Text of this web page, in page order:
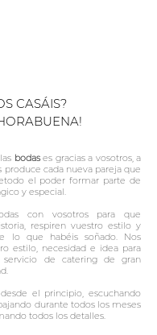
CASÁIS?
bodases gracias a vosotros, a
cada nueva pareja que
el poder formar parte de
y especial.
con vosotros para que
respiren vuestro estilo y
lo que habéis soñado. Nos
estilo, necesidad e idea para
de catering de gran
el principio, escuchando
durante todos los meses
todos los detalles.